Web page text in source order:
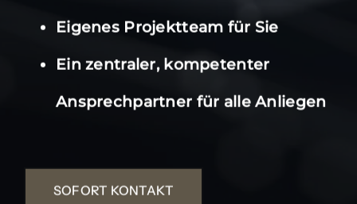
Eigenes Projektteam für Sie
Ein zentraler, kompetenter
Ansprechpartner für alle Anliegen
SOFORT KONTAKT